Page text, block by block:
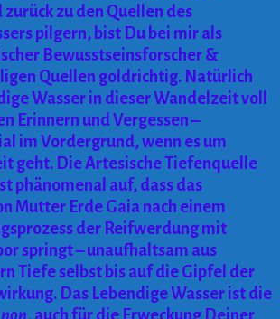
zu den Quellen des
pilgern, bist Du bei mir als
Bewusstseinsforscher &
Quellen goldrichtig. Natürlich
Wasser in dieser Wandelzeit voll
Erinnern und Vergessen –
im Vordergrund, wenn es um
geht. Die Artesische Tiefenquelle
phänomenal auf, dass das
Mutter Erde Gaia nach einem
der Reifwerdung mit
springt – unaufhaltsam aus
Tiefe selbst bis auf die Gipfel der
Das Lebendige Wasser ist die
, auch für die Erweckung Deiner